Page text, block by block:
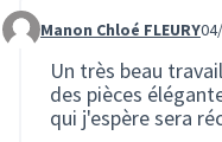
Commentaire 2267
Manon Chloé FLEURY
Un très beau
des pièces
qui j'espère sera